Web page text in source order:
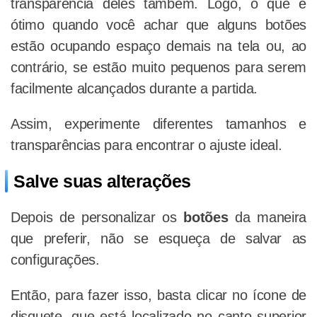
transparência deles também. Logo, o que é
ótimo quando você achar que alguns botões
estão ocupando espaço demais na tela ou, ao
contrário, se estão muito pequenos para serem
facilmente alcançados durante a partida.
Assim, experimente diferentes tamanhos e
transparências para encontrar o ajuste ideal.
Salve suas alterações
Depois de personalizar os botõesda maneira
que preferir, não se esqueça de salvar as
configurações.
Então, para fazer isso, basta clicar no ícone de